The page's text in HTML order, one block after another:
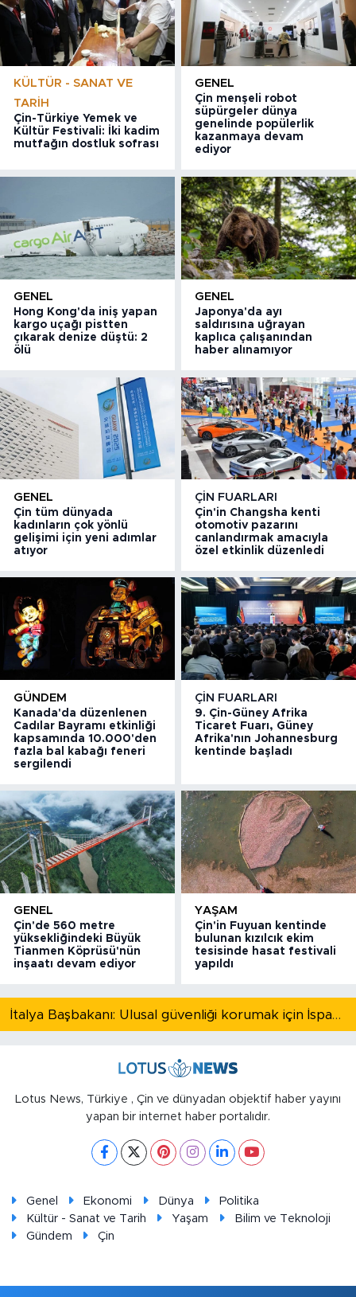
KÜLTÜR - SANAT VE
TARIH
Çin-Türkiye Yemek ve
Kültür Festivali: İki kadim
mutfağın dostluk sofrası
GENEL
Çin menşeli robot
süpürgeler dünya
genelinde popülerlik
kazanmaya devam
ediyor
GENEL
Hong Kong'da iniş yapan
kargo uçağı pistten
çıkarak denize düştü: 2
ölü
GENEL
Japonya'da ayı
saldırısına uğrayan
kaplıca çalışanından
haber alınamıyor
GENEL
Çin tüm dünyada
kadınların çok yönlü
gelişimi için yeni adımlar
atıyor
ÇIN FUARLARI
Çin'in Changsha kenti
otomotiv pazarını
canlandırmak amacıyla
özel etkinlik düzenledi
GÜNDEM
Kanada'da düzenlenen
Cadılar Bayramı etkinliği
kapsamında 10.000'den
fazla bal kabağı feneri
sergilendi
ÇIN FUARLARI
9. Çin-Güney Afrika
Ticaret Fuarı, Güney
Afrika'nın Johannesburg
kentinde başladı
GENEL
Çin'de 560 metre
yüksekliğindeki Büyük
Tianmen Köprüsü'nün
inşaatı devam ediyor
YAŞAM
Çin'in Fuyuan kentinde
bulunan kızılcık ekim
tesisinde hasat festivali
yapıldı
İtalya Başbakanı: Ulusal güvenliği korumak için İspanya ile Schengen kapsamındaki serbest dolaşımı askıya alıyoruz
Lotus News, Türkiye , Çin ve dünyadan objektif haber yayını
yapan bir internet haber portalıdır.
Genel Ekonomi Dünya
Politika
Kültür - Sanat ve Tarih
Yaşam
Bilim ve Teknoloji
Gündem
Çin